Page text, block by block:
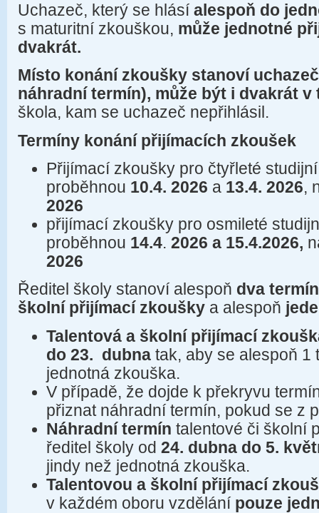
Uchazeč, který se hlásí alespoň do
s maturitní zkouškou, může jednotné
dvakrát.
Místo konání zkoušky stanoví
náhradní termín), může být i dvakrát
škola, kam se uchazeč nepřihlásil.
Termíny konání přijímacích zkoušek
Přijímací zkoušky pro čtyřleté
proběhnou 10.4. 2026 a 13.4. 2026,
2026
přijímací zkoušky pro osmileté
proběhnou 14.4. 2026 a 15.4.2026,
2026
Ředitel školy stanoví alespoň dva
školní přijímací zkoušky a alespoň
Talentová a školní přijímací
do 23. dubna tak, aby se alespoň 1
jednotná zkouška.
V případě, že dojde k překryvu
přiznat náhradní termín, pokud se z
Náhradní termín talentové či školní
ředitel školy od 24. dubna do 5.
jindy než jednotná zkouška.
Talentovou a školní přijímací
v každém oboru vzdělání pouze